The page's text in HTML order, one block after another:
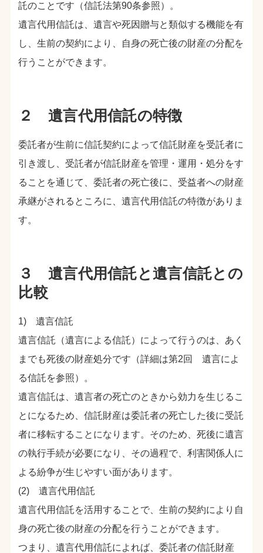
託のことです（信託法第90条参照）。
遺言代用信託は、遺言や死因贈与と類似する機能を有
し、生前の契約により、自身の死亡後の財産の分配を
行うことができます。
２ 遺言代用信託の特徴
委託者が生前に信託契約によって信託財産を受託者に
引き渡し、受託者が信託財産を管理・運用・処分をす
ることを通じて、委託者の死亡後に、受益者への財産
承継がされるところに、遺言代用信託の特徴がありま
す。
３ 遺言代用信託と遺言信託との
比較
1) 遺言信託
遺言信託（遺言による信託）によって行うのは、あく
までも死後の財産処分です（詳細は第2回 遺言によ
る信託を参照）。
遺言信託は、遺言者の死亡のときから効力を生じるこ
とになるため、信託財産は委託者の死亡した後に受託
者に移転することになります。そのため、死後に遺言
の執行手続が必要になり、その過程で、利害関係人に
よる紛争が生じやすい面があります。
(2) 遺言代用信託
遺言代用信託を活用することで、生前の契約により自
身の死亡後の財産の分配を行うことができます。
つまり、遺言代用信託によれば、委託者の信託財産